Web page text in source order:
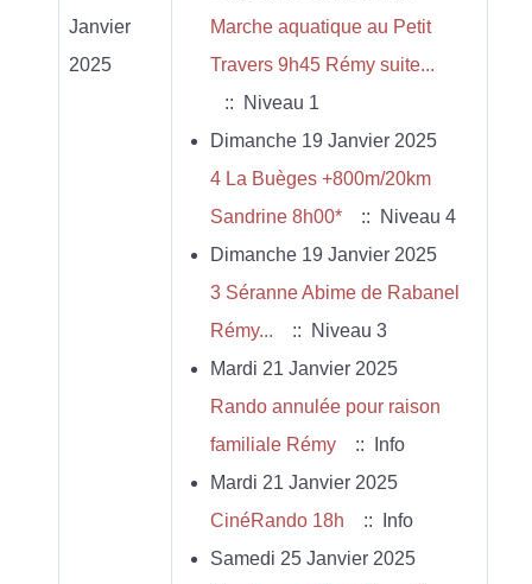
Janvier
2025
Marche aquatique au Petit
Travers 9h45 Rémy suite...
:: Niveau 1
Dimanche 19 Janvier 2025
4 La Buèges +800m/20km
Sandrine 8h00*
:: Niveau 4
Dimanche 19 Janvier 2025
3 Séranne Abime de Rabanel
Rémy...
:: Niveau 3
Mardi 21 Janvier 2025
Rando annulée pour raison
familiale Rémy
:: Info
Mardi 21 Janvier 2025
CinéRando 18h
:: Info
Samedi 25 Janvier 2025